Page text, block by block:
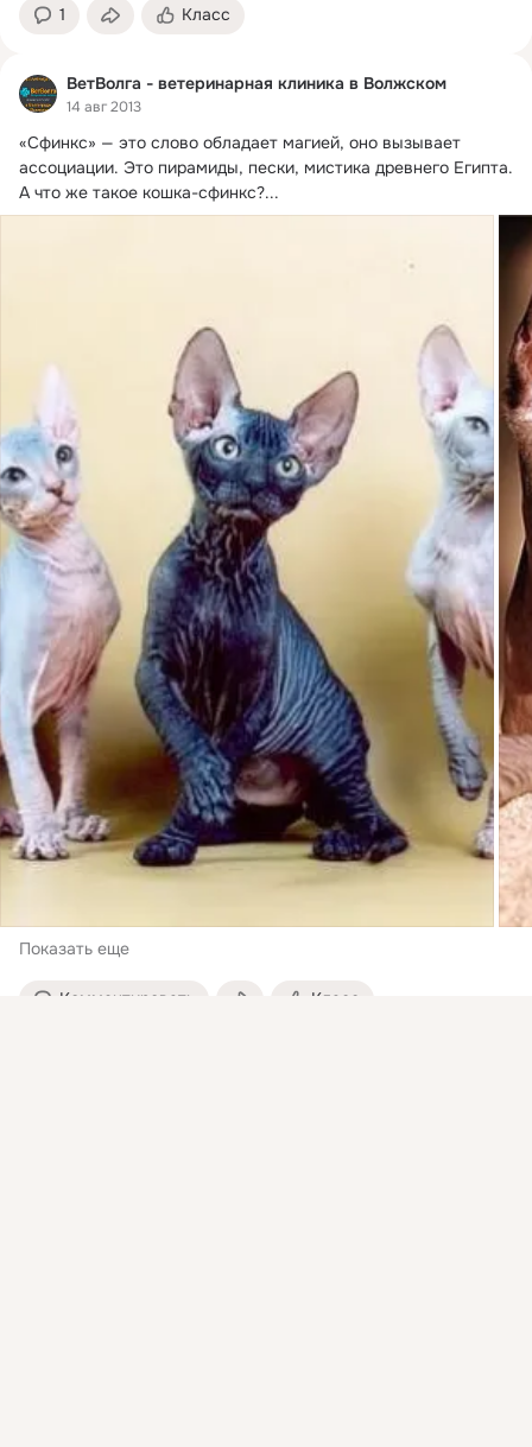
1 Класс
ВетВолга - ветеринарная клиника в Волжском
14 авг 2013
«Сфинкс» — это слово обладает магией, оно вызывает
ассоциации. Это пирамиды, пески, мистика древнего Египта.
А что же такое кошка-сфинкс?...
Показать еще
Комментировать Класс